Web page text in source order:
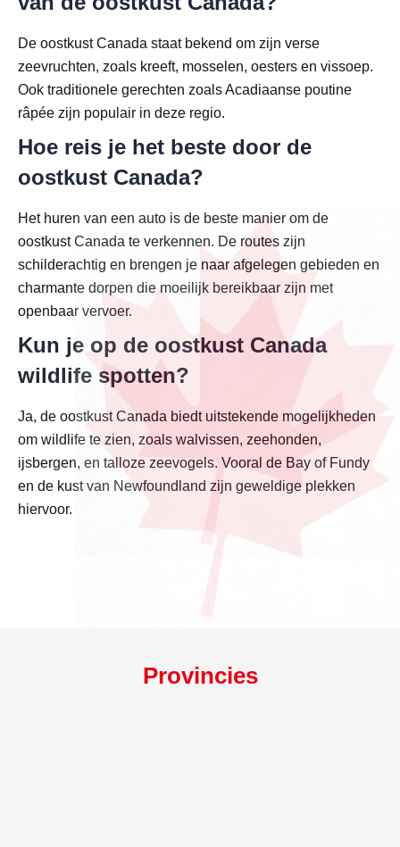
De oostkust Canada staat bekend om zijn verse
zeevruchten, zoals kreeft, mosselen, oesters en vissoep.
Ook traditionele gerechten zoals Acadiaanse poutine
râpée zijn populair in deze regio.
Hoe reis je het beste door de
oostkust Canada?
Het huren van een auto is de beste manier om de
oostkust Canada te verkennen. De routes zijn
schilderachtig en brengen je naar afgelegen gebieden en
charmante dorpen die moeilijk bereikbaar zijn met
openbaar vervoer.
Kun je op de oostkust Canada
wildlife spotten?
Ja, de oostkust Canada biedt uitstekende mogelijkheden
om wildlife te zien, zoals walvissen, zeehonden,
ijsbergen, en talloze zeevogels. Vooral de Bay of Fundy
en de kust van Newfoundland zijn geweldige plekken
hiervoor.
Provincies